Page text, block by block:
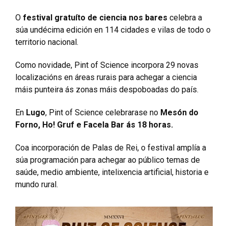
O festival gratuíto de ciencia nos bares celebra a
súa undécima edición en 114 cidades e vilas de todo o
territorio nacional.
Como novidade, Pint of Science incorpora 29 novas
localizacións en áreas rurais para achegar a ciencia
máis punteira ás zonas máis despoboadas do país.
En Lugo, Pint of Science celebrarase no Mesón do
Forno, Ho! Gruf e Facela Bar ás 18 horas.
Coa incorporación de Palas de Rei, o festival amplía a
súa programación para achegar ao público temas de
saúde, medio ambiente, intelixencia artificial, historia e
mundo rural.